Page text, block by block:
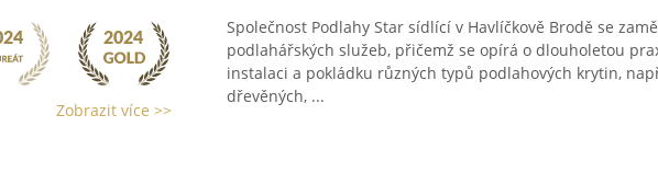
Zobrazit více >>
Společnost Podlahy Star sídlící v Havlíčkově Brodě se
podlahářských služeb, přičemž se opírá o dlouholetou
instalaci a pokládku různých typů podlahových krytin,
dřevěných, ...